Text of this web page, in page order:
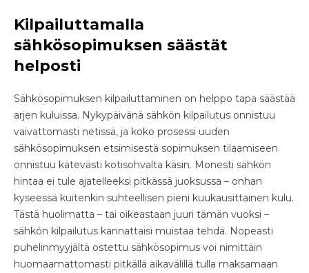
Kilpailuttamalla
sähkösopimuksen säästät
helposti
Sähkösopimuksen kilpailuttaminen on helppo tapa säästää
arjen kuluissa. Nykypäivänä sähkön kilpailutus onnistuu
vaivattomasti netissä, ja koko prosessi uuden
sähkösopimuksen etsimisestä sopimuksen tilaamiseen
onnistuu kätevästi kotisohvalta käsin. Monesti sähkön
hintaa ei tule ajatelleeksi pitkässä juoksussa – onhan
kyseessä kuitenkin suhteellisen pieni kuukausittainen kulu.
Tästä huolimatta – tai oikeastaan juuri tämän vuoksi –
sähkön kilpailutus kannattaisi muistaa tehdä. Nopeasti
puhelinmyyjältä ostettu sähkösopimus voi nimittäin
huomaamattomasti pitkällä aikavälillä tulla maksamaan